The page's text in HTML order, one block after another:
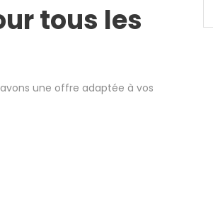
tous les
une offre adaptée à vos